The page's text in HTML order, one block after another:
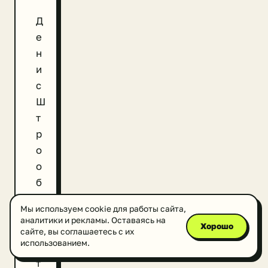
Д
е
н
и
с
Ш
т
р
о
о
б
ы
л
а
к
т
Мы используем cookie для работы сайта,
аналитики и рекламы. Оставаясь на
сайте, вы соглашаетесь с их
использованием.
Хорошо